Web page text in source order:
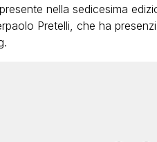
nella sedicesima
Pretelli, che ha